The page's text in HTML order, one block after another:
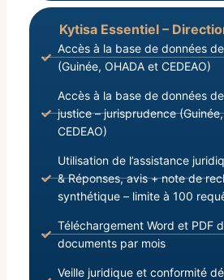
Kytisa Essentiel –
Accès à la base de données
(Guinée, OHADA et CEDEAO)
Accès à la base de données
justice – jurisprudence
CEDEAO)
Utilisation de l’assistance
& Réponses, avis + note de
synthétique – limite à 100
Téléchargement Word et PDF
documents par mois
Veille juridique et conformité